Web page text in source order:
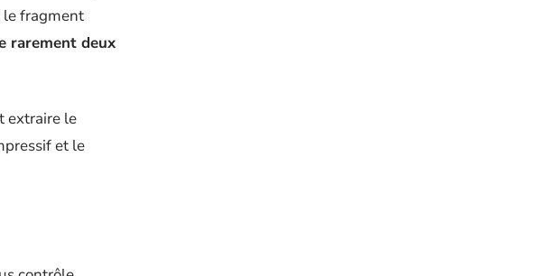
le fragment
rarement deux
extraire le
et le